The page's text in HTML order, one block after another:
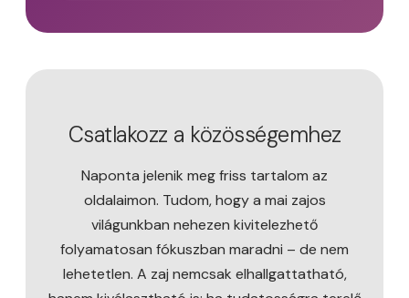
Csatlakozz a közösségemhez
Naponta jelenik meg friss tartalom az
oldalaimon. Tudom, hogy a mai zajos
világunkban nehezen kivitelezhető
folyamatosan fókuszban maradni – de nem
lehetetlen. A zaj nemcsak elhallgattatható,